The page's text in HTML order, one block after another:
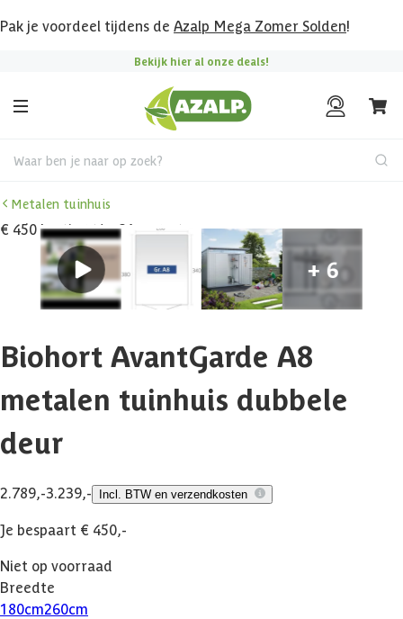
Pak je voordeel tijdens de Azalp Mega Zomer Solden!
Bekijk hier al onze deals!
Waar ben je naar op zoek?
Metalen tuinhuis
€ 450 korting t/m 31 augustus
Biohort AvantGarde A8
metalen tuinhuis dubbele
deur
2.789,-3.239,- Incl. BTW en verzendkosten
Je bespaart € 450,-
Niet op voorraad
Breedte
180cm260cm